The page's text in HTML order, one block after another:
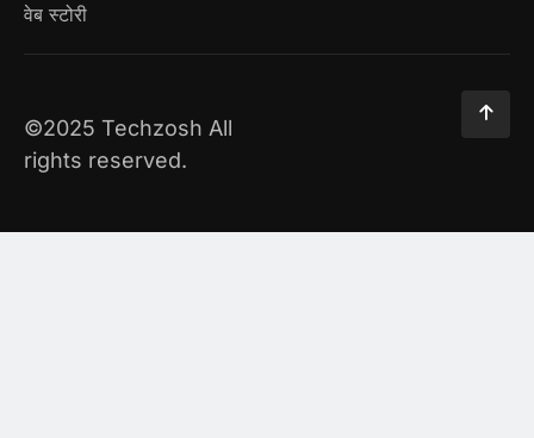
वेब स्टोरी
©2025 Techzosh All
rights reserved.